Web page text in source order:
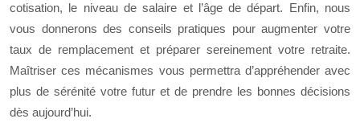
cotisation, le niveau de salaire et l’âge de départ. Enfin, nous
vous donnerons des conseils pratiques pour augmenter votre
taux de remplacement et préparer sereinement votre retraite.
Maîtriser ces mécanismes vous permettra d’appréhender avec
plus de sérénité votre futur et de prendre les bonnes décisions
dès aujourd’hui.